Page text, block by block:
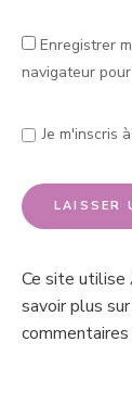
Enregistrer
navigateur
Je m'inscris
Ce site utilise
savoir plus